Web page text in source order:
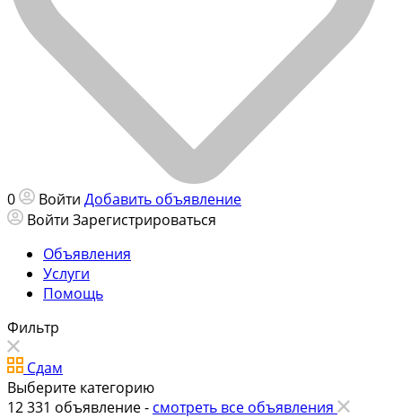
0 Войти Добавить объявление
Войти Зарегистрироваться
Объявления
Услуги
Помощь
Фильтр
Сдам
Выберите категорию
12 331 объявление - смотреть все объявления